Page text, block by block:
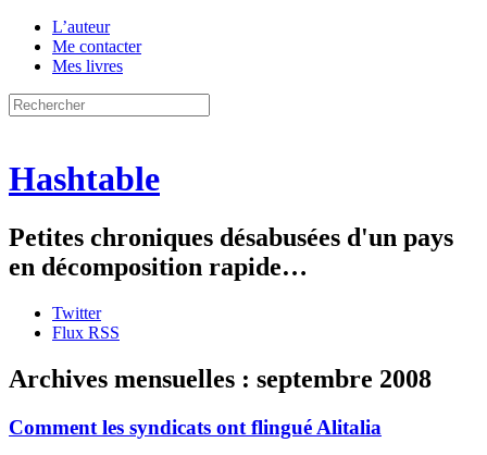
L’auteur
Me contacter
Mes livres
Hashtable
Petites chroniques désabusées d'un pays
en décomposition rapide…
Twitter
Flux RSS
Archives mensuelles : septembre 2008
Comment les syndicats ont flingué Alitalia